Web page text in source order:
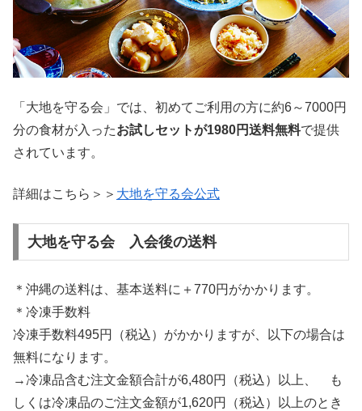
「大地を守る会」では、初めてご利用の方に約6～7000円
分の食材が入ったお試しセットが1980円送料無料で提供
されています。
詳細はこちら＞＞ 大地を守る会公式
大地を守る会 入会後の送料
＊沖縄の送料は、基本送料に＋770円がかかります。
＊冷凍手数料
冷凍手数料495円（税込）がかかりますが、以下の場合は
無料になります。
→冷凍品含む注文金額合計が6,480円（税込）以上、 も
しくは冷凍品のご注文金額が1,620円（税込）以上のとき